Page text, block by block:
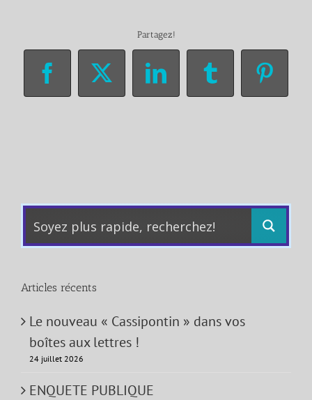
Partagez!
Facebook
X LinkedInTumblr
Articles récents
Le nouveau « Cassipontin » dans vos
boîtes aux lettres !
24 juillet 2026
ENQUETE PUBLIQUE